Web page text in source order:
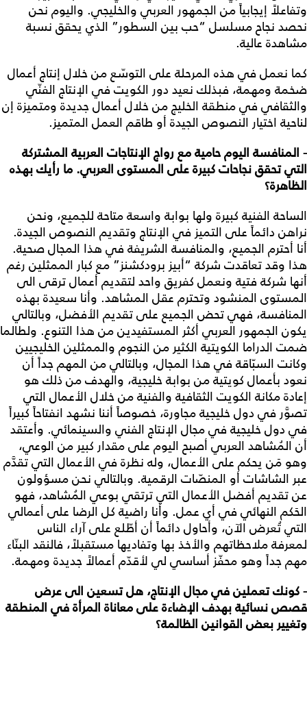
وتفاعلاً إيجابياً من الجمهور العربي والخليجي. واليوم نحن
نحصد نجاح مسلسل “حب بين السطور” الذي يحقق نسبة
مشاهدة عالية.
كما نعمل في هذه المرحلة على التوسّع من خلال إنتاج أعمال
ضخمة ومهمة، فبذلك نعيد دور الكويت في الإنتاج الفنّي
والثقافي في منطقة الخليج من خلال أعمال جديدة ومتميزة إن
لناحية اختيار النصوص الجيدة أو طاقم العمل المتميز.
- المنافسة اليوم حامية مع رواج الإنتاجات العربية المشتركة
التي تحقق نجاحات كبيرة على المستوى العربي. ما رأيك بهذه
الظاهرة؟
الساحة الفنية كبيرة ولها بوابة واسعة متاحة للجميع، ونحن
نراهن دائماً على التميز في الإنتاج وتقديم النصوص الجيدة.
أنا أحترم الجميع، والمنافسة الشريفة في هذا المجال صحية.
هذا وقد تعاقدت شركة “أبيز برودكشنز” مع كبار الممثلين رغم
أنها شركة فتية ونعمل كفريق واحد لتقديم أعمال ترقى الى
المستوى المنشود وتحترم عقل المشاهد. وأنا سعيدة بهذه
المنافسة، فهي تحض الجميع على تقديم الأفضل، وبالتالي
يكون الجمهور العربي أكثر المستفيدين من هذا التنوع. ولطالما
ضمت الدراما الكويتية الكثير من النجوم والممثلين الخليجيين
وكانت السبّاقة في هذا المجال، وبالتالي من المهم جداً أن
نعود بأعمال كويتية من بوابة خليجية، والهدف من ذلك هو
إعادة مكانة الكويت الثقافية والفنية من خلال الأعمال التي
تصوَّر في دول خليجية مجاورة، خصوصاً أننا نشهد انفتاحاً كبيراً
في دول خليجية في مجال الإنتاج الفني والسينمائي. وأعتقد
أن المُشاهد العربي أصبح اليوم على مقدار كبير من الوعي،
وهو مَن يحكم على الأعمال، وله نظرة في الأعمال التي تقدَّم
عبر الشاشات أو المنصّات الرقمية. وبالتالي نحن مسؤولون
عن تقديم أفضل الأعمال التي ترتقي بوعي المُشاهد، فهو
الحَكم النهائي في أي عمل. وأنا راضية كل الرضا على أعمالي
التي تُعرض الآن، وأحاول دائماً أن أطّلع على آراء الناس
لمعرفة ملاحظاتهم والأخذ بها وتفاديها مستقبلاً، فالنقد البنّاء
مهم جداً وهو محفّز أساسي لي لأقدّم أعمالاً جديدة ومهمة.
- كونك تعملين في مجال الإنتاج، هل تسعين الى عرض
قصص نسائية بهدف الإضاءة على معاناة المرأة في المنطقة
وتغيير بعض القوانين الظالمة؟